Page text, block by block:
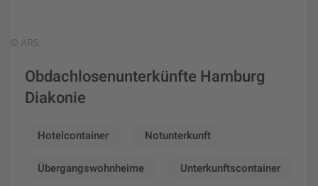
© ARS
Obdachlosenunterkünfte Hamburg
Diakonie
Hotelcontainer Notunterkunft
Übergangswohnheime Unterkunftscontainer